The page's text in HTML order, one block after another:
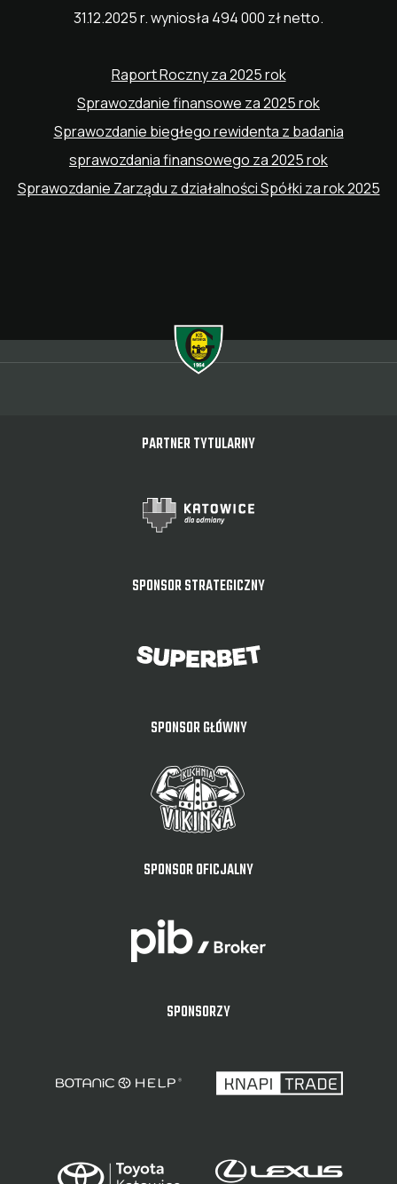
31.12.2025 r. wyniosła 494 000 zł netto.
Raport Roczny za 2025 rok
Sprawozdanie finansowe za 2025 rok
Sprawozdanie biegłego rewidenta z badania
sprawozdania finansowego za 2025 rok
Sprawozdanie Zarządu z działalności Spółki za rok 2025
PARTNER TYTULARNY
SPONSOR STRATEGICZNY
SPONSOR GŁÓWNY
SPONSOR OFICJALNY
SPONSORZY